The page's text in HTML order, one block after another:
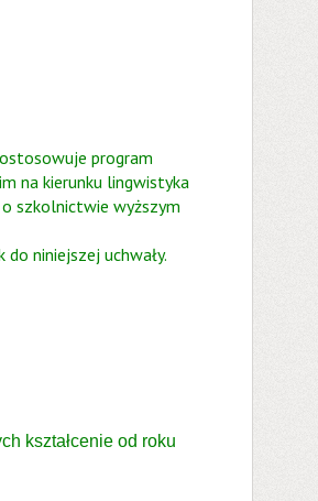
program
na kierunku lingwistyka
szkolnictwie wyższym
niniejszej uchwały.
kształcenie od roku